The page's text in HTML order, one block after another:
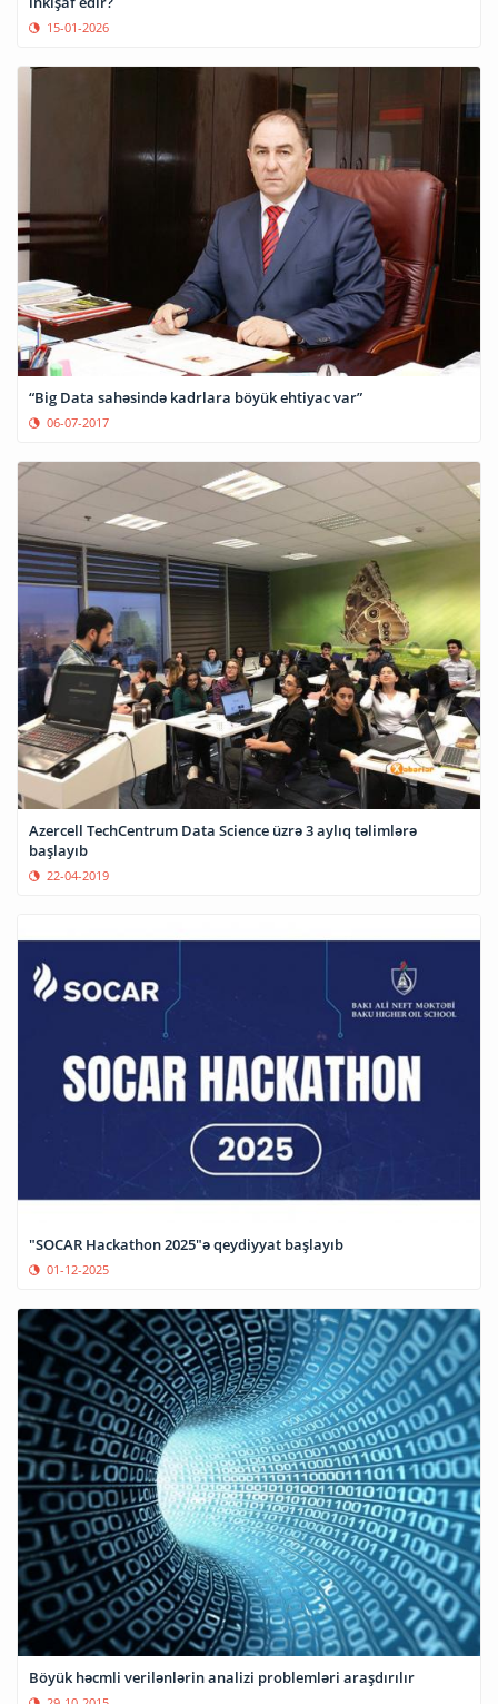
15-01-2026
“Big Data sahəsində kadrlara böyük ehtiyac var”
06-07-2017
Azercell TechCentrum Data Science üzrə 3 aylıq təlimlərə
başlayıb
22-04-2019
"SOCAR Hackathon 2025"ə qeydiyyat başlayıb
01-12-2025
Böyük həcmli verilənlərin analizi problemləri araşdırılır